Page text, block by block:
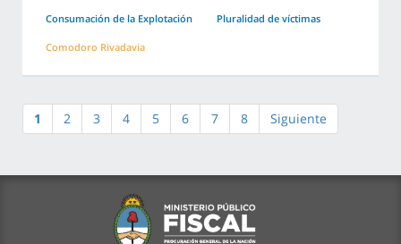
Consumación de la Explotación Pluralidad de víctimas
Comodoro Rivadavia
1 2 3 4 5 6 7 8 Siguiente